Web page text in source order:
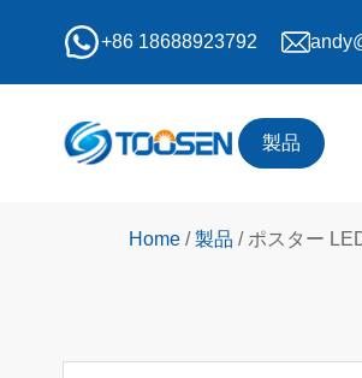
+86 18688923792
製品
Home /製品 / ポスター